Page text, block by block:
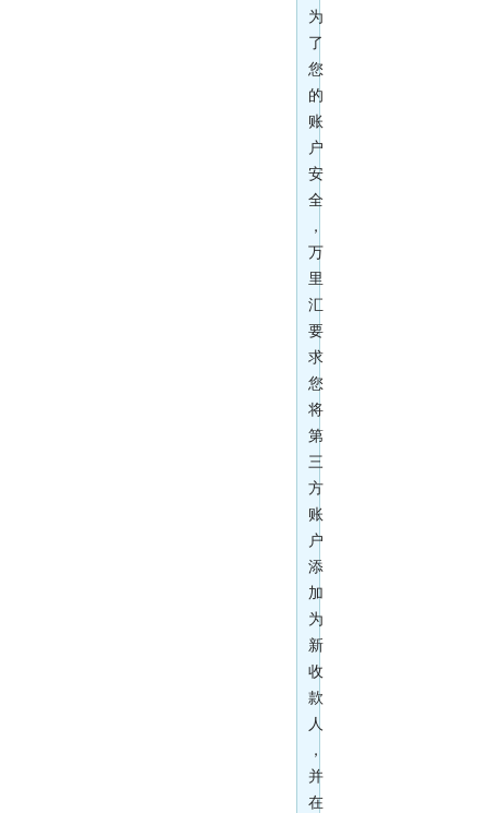
为
了
您
的
账
户
安
全
，
万
里
汇
要
求
您
将
第
三
方
账
户
添
加
为
新
收
款
人
，
并
在